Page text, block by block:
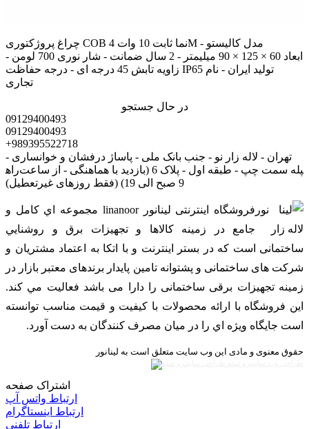
چراغ پروژکتوری COB نما ثابت 10 وات 4M مدل کالیستو -
ابعاد 60 × 125 × 90 میلیمتر - 2 سال ضمانت - شار نوری 700 لومن -
زاویه تابش 45 درجه ای - درجه حفاظت IP65 تولید ایران - نام
تجاری
در حال جستجو
09129400493
09129400493
+989395522718
تهران - لاله زار نو - جنب بانک ملی - پاساژ درفشان و خوانساری -
راه‎پله سمت چپ - طبقه اول - پلاک 6 (بازدید با هماهنگی - از ساعت
9 صبح الی 19) (فقط روزهای غیرتعطیل)
فروشگاه اینترنتی لینانور linanoor مجموعه اي کامل و
جامع در زمينه کالاها و تجهيزات برق و روشنايي
ساختمانی است که در بستر اينترنت و با اتکا به اعتماد مشتریان و
شرکت های ساختمانی و پشتوانه تامین پایدار برندهای معتبر بازار در
زمینه تجهیزات برقی ساختمانی را دارا می باشد فعالیت مي کند.
اين فروشگاه با ارائه محصولات با کيفيت و قيمت مناسب توانسته
است جايگاه ويژه اي را در ميان مصرف کنندگان به دست آورد.
حقوق معنوی و مادی این وب سایت متعلق است به لینانور
اشتراک صفحه
ارتباط واتس آپ
ارتباط اینستاگرام
ارتباط تلفنی